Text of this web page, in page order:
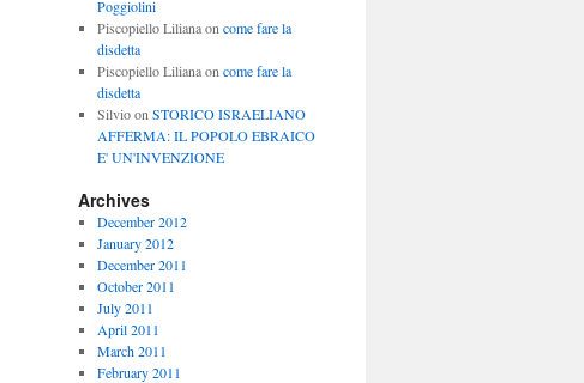
Poggiolini
Piscopiello Lilianaon come fare la
disdetta
Piscopiello Lilianaon come fare la
disdetta
Silvioon STORICO ISRAELIANO
AFFERMA: IL POPOLO EBRAICO
E' UN'INVENZIONE
Archives
December 2012
January 2012
December 2011
October 2011
July 2011
April 2011
March 2011
February 2011